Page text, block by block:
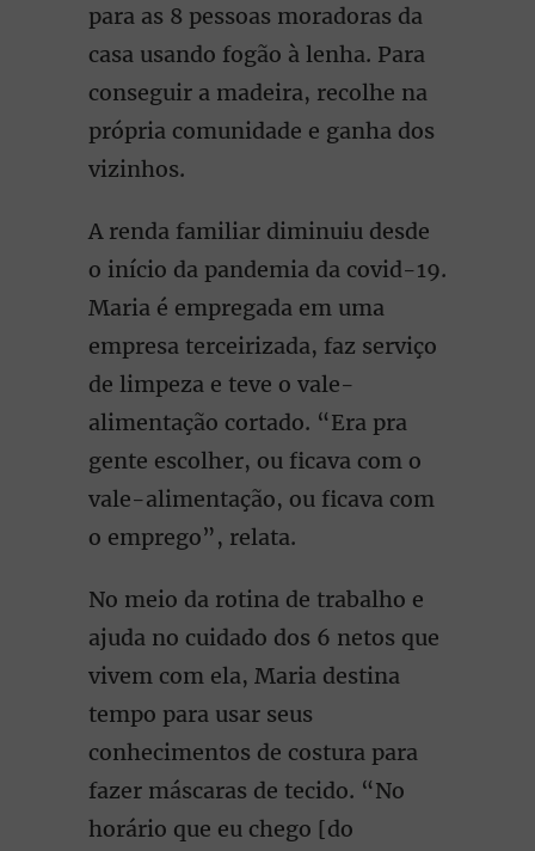
para as 8 pessoas moradoras da
casa usando fogão à lenha. Para
conseguir a madeira, recolhe na
própria comunidade e ganha dos
vizinhos.
A renda familiar diminuiu desde
o início da pandemia da covid-19.
Maria é empregada em uma
empresa terceirizada, faz serviço
de limpeza e teve o vale-
alimentação cortado. “Era pra
gente escolher, ou ficava com o
vale-alimentação, ou ficava com
o emprego”, relata.
No meio da rotina de trabalho e
ajuda no cuidado dos 6 netos que
vivem com ela, Maria destina
tempo para usar seus
conhecimentos de costura para
fazer máscaras de tecido. “No
horário que eu chego [do